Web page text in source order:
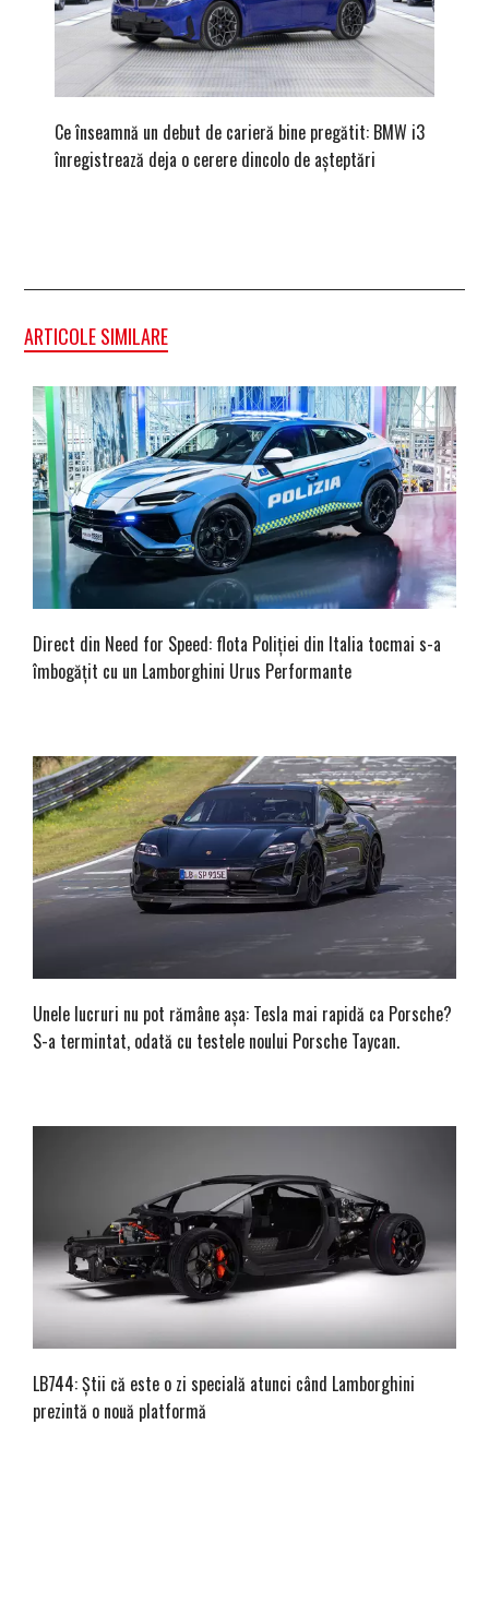
Ce înseamnă un debut de carieră bine pregătit: BMW i3
înregistrează deja o cerere dincolo de așteptări
ARTICOLE SIMILARE
Direct din Need for Speed: flota Poliției din Italia tocmai s-a
îmbogățit cu un Lamborghini Urus Performante
Unele lucruri nu pot rămâne așa: Tesla mai rapidă ca Porsche?
S-a termintat, odată cu testele noului Porsche Taycan.
LB744: Știi că este o zi specială atunci când Lamborghini
prezintă o nouă platformă